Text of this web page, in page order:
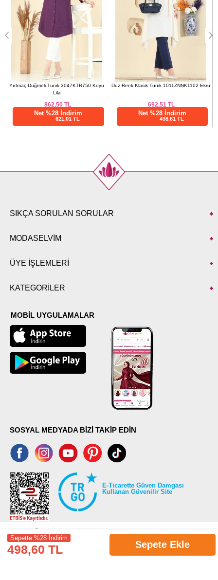
Sepette %28 İndirim
498,60 TL Sepete Ekle
Yırtmaç Düğmeli Tunik 3047KTR750 Koyu
Lila
862,50TL
Net %28 İndirim
621,01 TL
Düz Renk Klasik Tunik 1011ZNNK1102 Ekru
692,51 TL
Net %28 İndirim
498,61 TL
SIKÇA SORULAN SORULAR
MODASELVİM
ÜYE İŞLEMLERİ
KATEGORİLER
MOBİL UYGULAMALAR
SOSYAL MEDYADA BİZİ TAKİP EDİN
E-Ticarette Güven Damgası
Kullanan Güvenilir Site
©2026 Tüm modaselvim.com hakları saklıdır.